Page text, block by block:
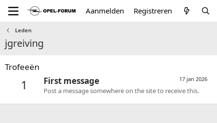
Aanmelden Registreren
Leden
jgreiving
Trofeeën
1 17 jan 2026
First message
Post a message somewhere on the site to receive this.